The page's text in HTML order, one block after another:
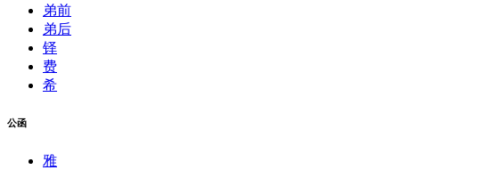
弟前
弟后
铎
费
希
公函
雅